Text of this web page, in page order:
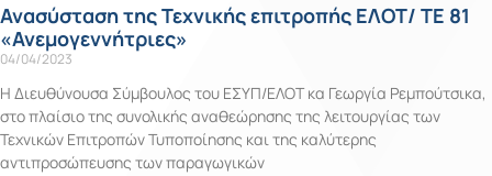
Ανασύσταση της Τεχνικής επιτροπής ΕΛΟΤ/ ΤΕ 81
«Ανεμογεννήτριες»
04/04/2023
Η Διευθύνουσα Σύμβουλος του ΕΣΥΠ/ΕΛΟΤ κα Γεωργία Ρεμπούτσικα,
στο πλαίσιο της συνολικής αναθεώρησης της λειτουργίας των
Τεχνικών Επιτροπών Τυποποίησης και της καλύτερης
αντιπροσώπευσης των παραγωγικών